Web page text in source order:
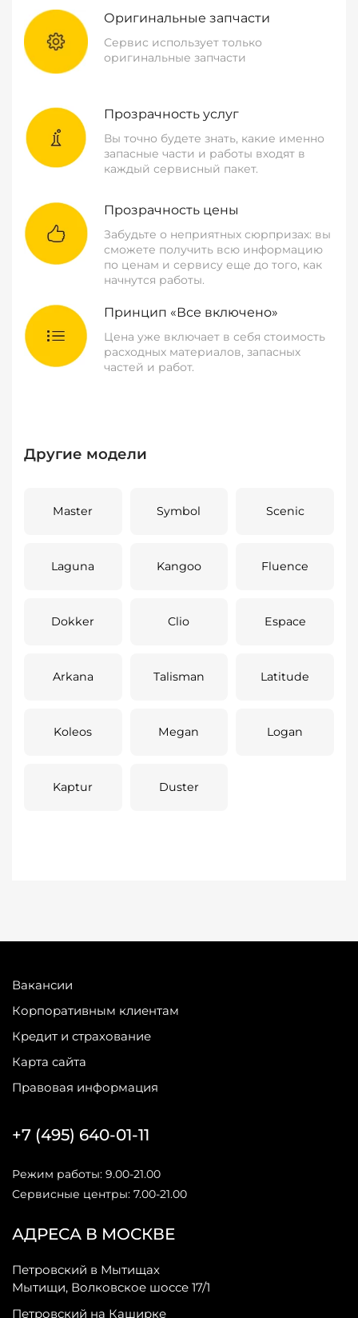
Оригинальные запчасти
Сервис использует только
оригинальные запчасти
Прозрачность услуг
Вы точно будете знать, какие именно
запасные части и работы входят в
каждый сервисный пакет.
Прозрачность цены
Забудьте о неприятных сюрпризах: вы
сможете получить всю информацию
по ценам и сервису еще до того, как
начнутся работы.
Принцип «Все включено»
Цена уже включает в себя стоимость
расходных материалов, запасных
частей и работ.
Другие модели
Master Symbol Scenic
Laguna Kangoo Fluence
Dokker Clio Espace
Arkana Talisman Latitude
Koleos Megan Logan
Kaptur Duster
Вакансии
Корпоративным клиентам
Кредит и страхование
Карта сайта
Правовая информация
АДРЕСА В МОСКВЕ
Петровский в Мытищах
Мытищи, Волковское шоссе 17/1
Петровский на Каширке
+7 (495) 640-01-11
Режим работы: 9.00-21.00
Сервисные центры: 7.00-21.00